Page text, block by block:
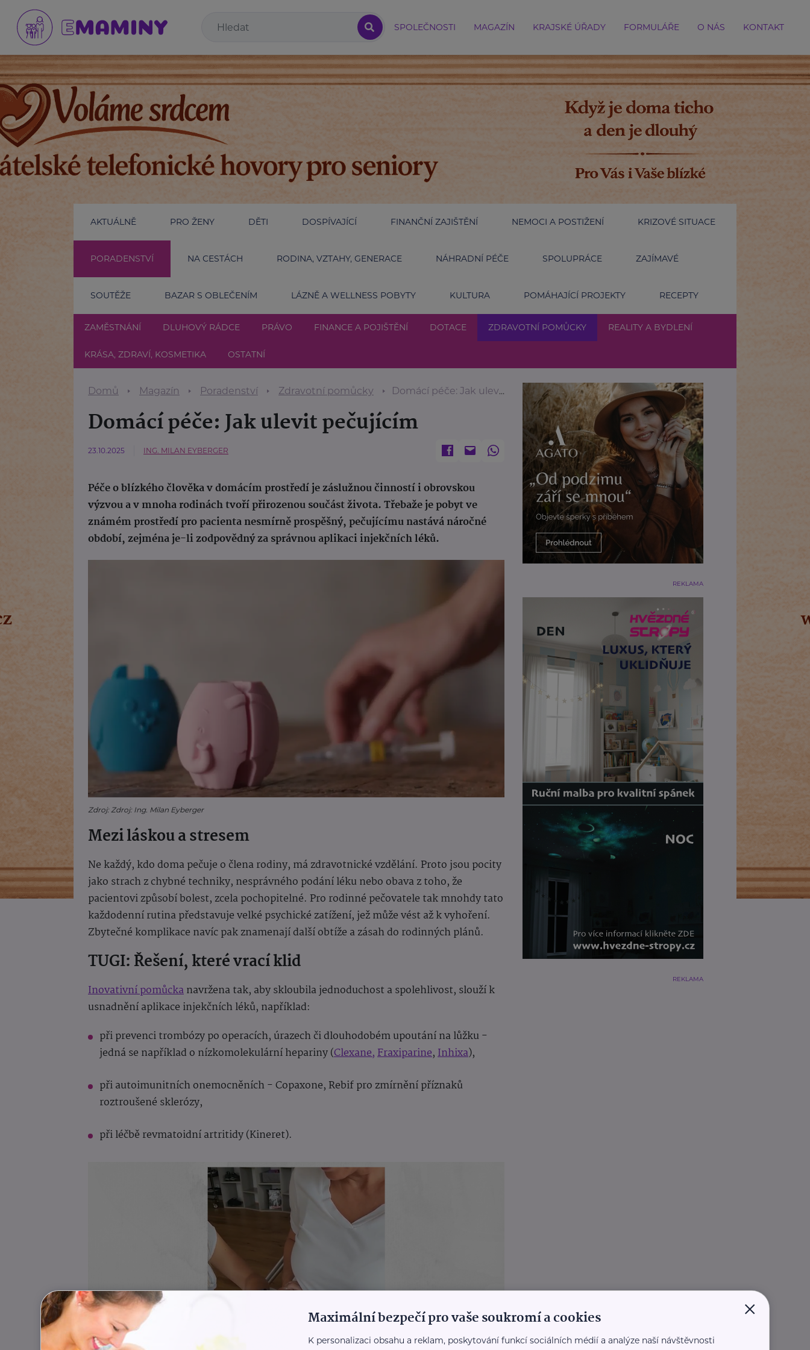
SPOLEČNOSTI MAGAZÍN KRAJSKÉ ÚŘADY FORMULÁŘE O NÁS KONTAKT
AKTUÁLNĚ PRO ŽENY DĚTI DOSPÍVAJÍCÍ FINANČNÍ ZAJIŠTĚNÍ NEMOCI A POSTIŽENÍ KRIZOVÉ SITUACE
PORADENSTVÍ NA CESTÁCH RODINA, VZTAHY, GENERACE NÁHRADNÍ PÉČE SPOLUPRÁCE ZAJÍMAVÉ
SOUTĚŽE BAZAR S OBLEČENÍM LÁZNĚ A WELLNESS POBYTY KULTURA POMÁHAJÍCÍ PROJEKTY RECEPTY
ZAMĚSTNÁNÍ DLUHOVÝ RÁDCE PRÁVO FINANCE A POJIŠTĚNÍ DOTACE ZDRAVOTNÍ POMŮCKY REALITY A BYDLENÍ
KRÁSA, ZDRAVÍ, KOSMETIKA OSTATNÍ
Domů Magazín Poradenství Zdravotní pomůcky Domácí péče: Jak ulevit pečujícím
Domácí péče: Jak ulevit pečujícím
23.10.2025 ING. MILAN EYBERGER
Péče o blízkého člověka v domácím prostředí je záslužnou činností i obrovskou
výzvou a v mnoha rodinách tvoří přirozenou součást života. Třebaže je pobyt ve
známém prostředí pro pacienta nesmírně prospěšný, pečujícímu nastává náročné
období, zejména je-li zodpovědný za správnou aplikaci injekčních léků.
Zdroj: Zdroj: Ing. Milan Eyberger
Mezi láskou a stresem
Ne každý, kdo doma pečuje o člena rodiny, má zdravotnické vzdělání. Proto jsou pocity
jako strach z chybné techniky, nesprávného podání léku nebo obava z toho, že
pacientovi způsobí bolest, zcela pochopitelné. Pro rodinné pečovatele tak mnohdy tato
každodenní rutina představuje velké psychické zatížení, jež může vést až k vyhoření.
Zbytečné komplikace navíc pak znamenají další obtíže a zásah do rodinných plánů.
TUGI: Řešení, které vrací klid
Inovativní pomůckanavržena tak, aby skloubila jednoduchost a spolehlivost, slouží k
usnadnění aplikace injekčních léků, například:
při prevenci trombózy po operacích, úrazech či dlouhodobém upoutání na lůžku -
jedná se například o nízkomolekulární hepariny (Clexane,Fraxiparine,Inhixa),
při autoimunitních onemocněních - Copaxone, Rebif pro zmírnění příznaků
roztroušené sklerózy,
při léčbě revmatoidní artritidy (Kineret).
REKLAMA
REKLAMA
×
Maximální bezpečí pro vaše soukromí a cookies
K personalizaci obsahu a reklam, poskytování funkcí sociálních médií a analýze naší návštěvnosti